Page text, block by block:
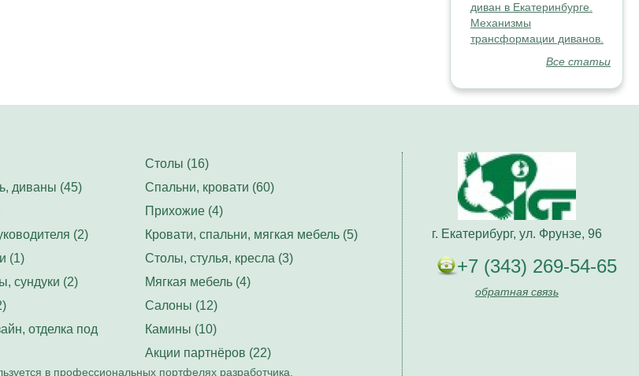
диван в Екатеринбурге.
Механизмы
трансформации диванов.
Все статьи
г. Екатерибург, ул. Фрунзе, 96
+7 (343) 269-54-65
обратная связь
Столы (16)
диваны (45)
Спальни, кровати (60)
Прихожие (4)
(2)
Кровати, спальни, мягкая мебель (5)
(1)
Столы, стулья, кресла (3)
сундуки (2)
Мягкая мебель (4)
Салоны (12)
отделка под
Камины (10)
Акции партнёров (22)
в профессиональных портфелях разработчика.